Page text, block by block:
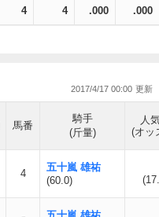
4 4 .000 .000
2017/4/17 00:00
馬番
騎手
(斤量)
人
(オッ
4
五十嵐 雄祐
(60.0)